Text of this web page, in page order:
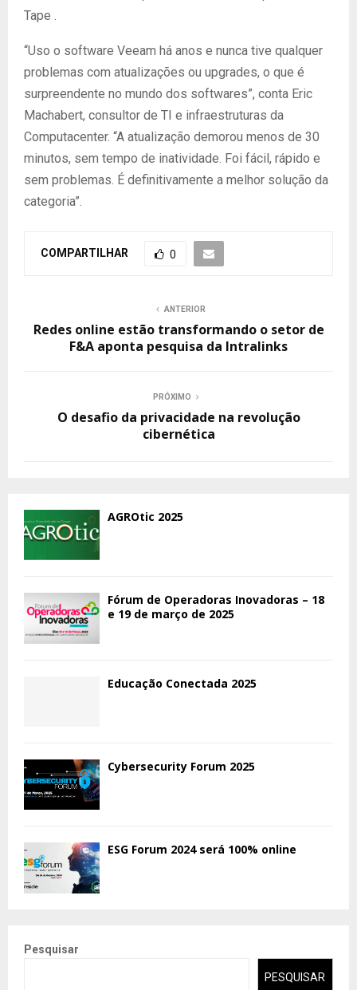
Tape .
“Uso o software Veeam há anos e nunca tive qualquer
problemas com atualizações ou upgrades, o que é
surpreendente no mundo dos softwares”, conta Eric
Machabert, consultor de TI e infraestruturas da
Computacenter. “A atualização demorou menos de 30
minutos, sem tempo de inatividade. Foi fácil, rápido e
sem problemas. É definitivamente a melhor solução da
categoria”.
COMPARTILHAR 0
ANTERIOR
Redes online estão transformando o setor de
F&A aponta pesquisa da Intralinks
PRÓXIMO
O desafio da privacidade na revolução
cibernética
AGROtic 2025
Fórum de Operadoras Inovadoras – 18
e 19 de março de 2025
Educação Conectada 2025
Cybersecurity Forum 2025
ESG Forum 2024 será 100% online
Pesquisar
PESQUISAR